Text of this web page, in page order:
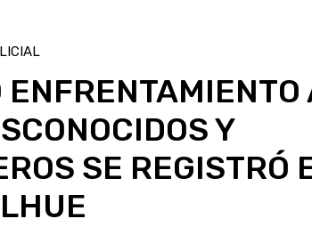
ENFRENTAMIENTO
Y
SE REGISTRÓ